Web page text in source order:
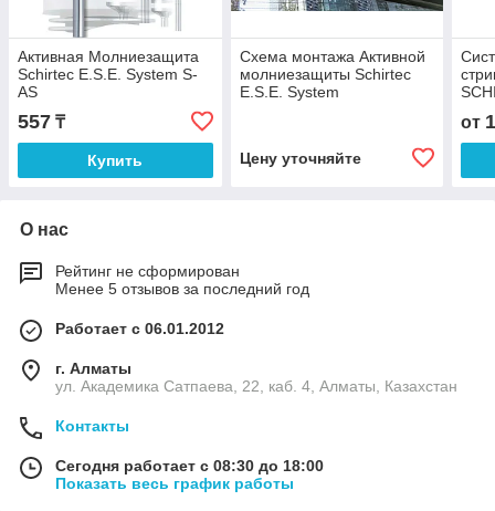
Активная Молниезащита
Schirtec E.S.E. System S-
AS
557 ₸
Купить
Схема монтажа Активной
молниезащиты Schirtec
E.S.E. System
Цену уточняйте
от
О нас
Рейтинг не сформирован
Менее 5 отзывов за последний год
Работает с 06.01.2012
г. Алматы
ул. Академика Сатпаева, 22, каб. 4, Алматы, Казахстан
Контакты
Сегодня работает с 08:30 до 18:00
Показать весь график работы